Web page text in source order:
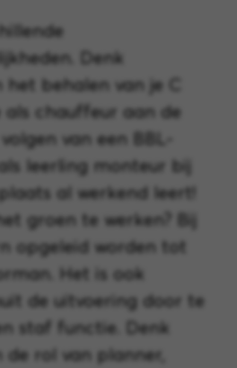
Denk
behalen van je C
als chauffeur aan de
van een BBL-
leerling monteur bij
al werkend leert!
groen te werken? Bij
opgeleid worden tot
Het is ook
de uitvoering door te
staf functie. Denk
rol van planner,